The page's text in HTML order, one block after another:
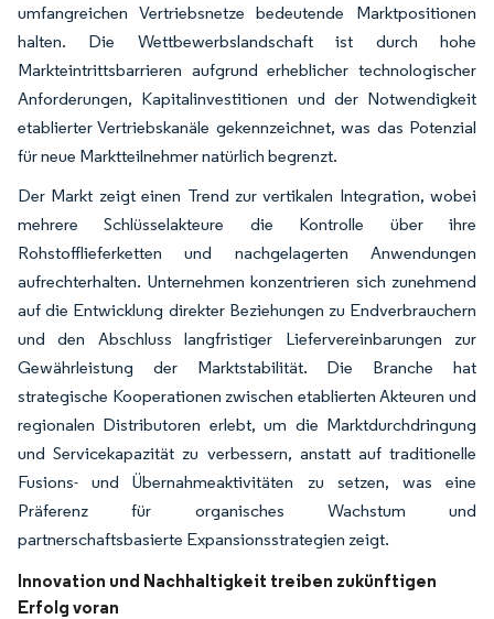
umfangreichen Vertriebsnetze bedeutende Marktpositionen
halten. Die Wettbewerbslandschaft ist durch hohe
Markteintrittsbarrieren aufgrund erheblicher technologischer
Anforderungen, Kapitalinvestitionen und der Notwendigkeit
etablierter Vertriebskanäle gekennzeichnet, was das Potenzial
für neue Marktteilnehmer natürlich begrenzt.
Der Markt zeigt einen Trend zur vertikalen Integration, wobei
mehrere Schlüsselakteure die Kontrolle über ihre
Rohstofflieferketten und nachgelagerten Anwendungen
aufrechterhalten. Unternehmen konzentrieren sich zunehmend
auf die Entwicklung direkter Beziehungen zu Endverbrauchern
und den Abschluss langfristiger Liefervereinbarungen zur
Gewährleistung der Marktstabilität. Die Branche hat
strategische Kooperationen zwischen etablierten Akteuren und
regionalen Distributoren erlebt, um die Marktdurchdringung
und Servicekapazität zu verbessern, anstatt auf traditionelle
Fusions- und Übernahmeaktivitäten zu setzen, was eine
Präferenz für organisches Wachstum und
partnerschaftsbasierte Expansionsstrategien zeigt.
Innovation und Nachhaltigkeit treiben zukünftigen
Erfolg voran